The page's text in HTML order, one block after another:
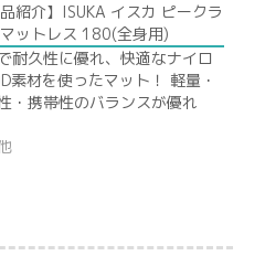
品紹介】ISUKA イスカ ピークラ
ットレス 180(全身用)
耐久性に優れ、快適なナイロ
素材を使ったマット！ 軽量・
・携帯性のバランスが優れ